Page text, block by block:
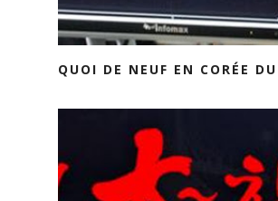
QUOI DE NEUF EN CORÉE